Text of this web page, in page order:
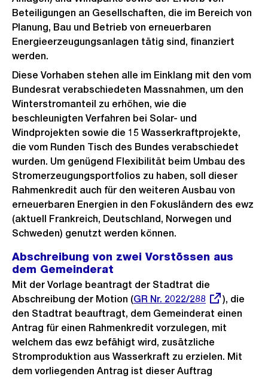
Beteiligungen an Gesellschaften, die im Bereich von
Planung, Bau und Betrieb von erneuerbaren
Energieerzeugungsanlagen tätig sind, finanziert
werden.
Diese Vorhaben stehen alle im Einklang mit den vom
Bundesrat verabschiedeten Massnahmen, um den
Winterstromanteil zu erhöhen, wie die
beschleunigten Verfahren bei Solar- und
Windprojekten sowie die 15 Wasserkraftprojekte,
die vom Runden Tisch des Bundes verabschiedet
wurden. Um genügend Flexibilität beim Umbau des
Stromerzeugungsportfolios zu haben, soll dieser
Rahmenkredit auch für den weiteren Ausbau von
erneuerbaren Energien in den Fokusländern des ewz
(aktuell Frankreich, Deutschland, Norwegen und
Schweden) genutzt werden können.
Abschreibung von zwei Vorstössen aus
dem Gemeinderat
Mit der Vorlage beantragt der Stadtrat die
Abschreibung der Motion (Externer
Link:
GR Nr. 2022/288
), die
den Stadtrat beauftragt, dem Gemeinderat einen
Antrag für einen Rahmenkredit vorzulegen, mit
welchem das ewz befähigt wird, zusätzliche
Stromproduktion aus Wasserkraft zu erzielen. Mit
dem vorliegenden Antrag ist dieser Auftrag